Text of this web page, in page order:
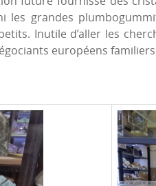
grandes
Inutile d’aller les
européens